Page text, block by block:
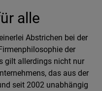
alle
Abstrichen bei der
der
gilt allerdings nicht nur
das aus der
seit 2002 unabhängig